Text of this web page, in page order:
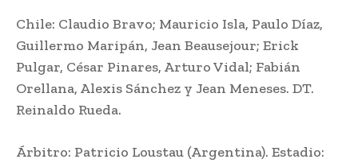
Chile: Claudio Bravo; Mauricio Isla, Paulo Díaz,
Guillermo Maripán, Jean Beausejour; Erick
Pulgar, César Pinares, Arturo Vidal; Fabián
Orellana, Alexis Sánchez y Jean Meneses. DT.
Reinaldo Rueda.
Árbitro: Patricio Loustau (Argentina). Estadio: